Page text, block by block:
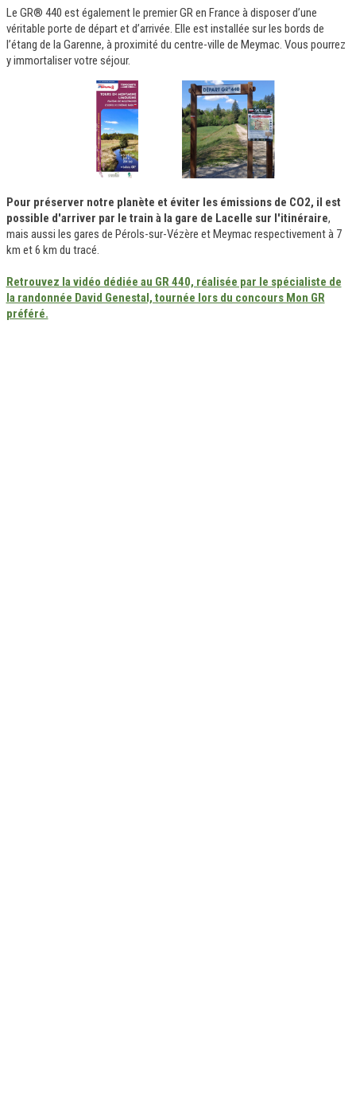
Le GR® 440 est également le premier GR en France à disposer d’une
véritable porte de départ et d’arrivée. Elle est installée sur les bords de
l’étang de la Garenne, à proximité du centre-ville de Meymac. Vous pourrez
y immortaliser votre séjour.
Pour préserver notre planète et éviter les émissions de CO2, il est
possible d'arriver par le train à la gare de Lacelle sur l'itinéraire,
mais aussi les gares de Pérols-sur-Vézère et Meymac respectivement à 7
km et 6 km du tracé.
Retrouvez la vidéo dédiée au GR 440, réalisée par le spécialiste de
la randonnée David Genestal, tournée lors du concours Mon GR
préféré.